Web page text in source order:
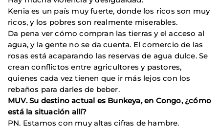
Kenia es un país muy fuerte, donde los ricos son muy
ricos, y los pobres son realmente miserables.
Da pena ver cómo compran las tierras y el acceso al
agua, y la gente no se da cuenta. El comercio de las
rosas está acaparando las reservas de agua dulce. Se
crean conflictos entre agricultores y pastores,
quienes cada vez tienen que ir más lejos con los
rebaños para darles de beber.
MUV. Su destino actual es Bunkeya, en Congo, ¿cómo
está la situación allí?
PN. Estamos con muy altas cifras de hambre.